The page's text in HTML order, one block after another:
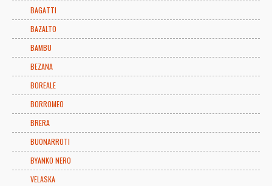
BAGATTI
BAZALTO
BAMBU
BEZANA
BOREALE
BORROMEO
BRERA
BUONARROTI
BYANKO NERO
VELASKA